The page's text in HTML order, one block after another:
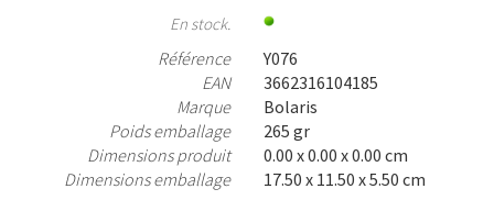
En stock.
Référence
Y076
EAN
3662316104185
Marque
Bolaris
Poids emballage
265 gr
Dimensions produit
0.00 x 0.00 x 0.00 cm
Dimensions emballage
17.50 x 11.50 x 5.50 cm